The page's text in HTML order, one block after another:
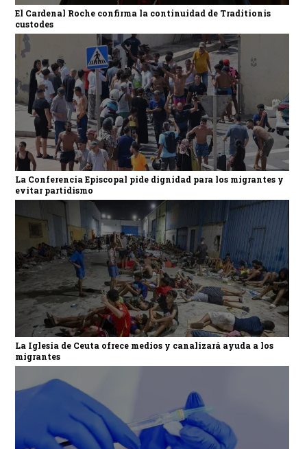
El Cardenal Roche confirma la continuidad de Traditionis
custodes
La Conferencia Episcopal pide dignidad para los migrantes y
evitar partidismo
La Iglesia de Ceuta ofrece medios y canalizará ayuda a los
migrantes